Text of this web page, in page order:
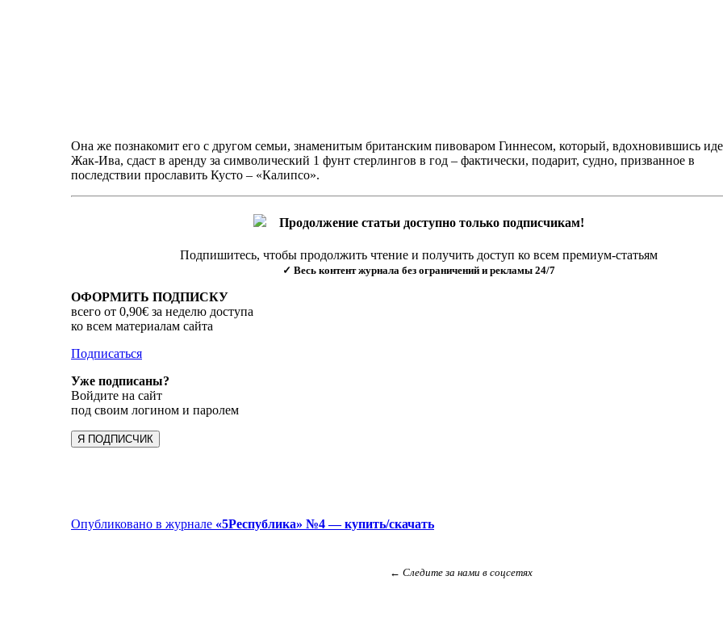
Она же познакомит его с другом семьи, знаменитым британским пивоваром Гиннесом, который, вдохновившись
Жак-Ива, сдаст в аренду за символический 1 фунт стерлингов в год – фактически, подарит, судно, призванное в
последствии прославить Кусто – «Калипсо».
Продолжение статьи доступно только подписчикам!
Подпишитесь, чтобы продолжить чтение и получить доступ ко всем премиум-статьям
✓ Весь контент журнала без ограничений и рекламы 24/7
ОФОРМИТЬ ПОДПИСКУ
всего от 0,90€ за неделю доступа
ко всем материалам сайта
Подписаться
Уже подписаны?
Войдите на сайт
под своим логином и паролем
Я ПОДПИСЧИК
Опубликовано в журнале «5Республика» №4 — купить/скачать
← Следите за нами в соцсетях